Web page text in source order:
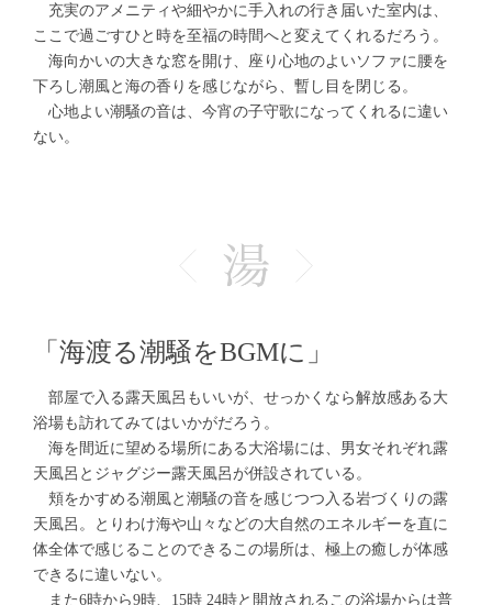
充実のアメニティや細やかに手入れの行き届いた室内は、
ここで過ごすひと時を至福の時間へと変えてくれるだろう。
海向かいの大きな窓を開け、座り心地のよいソファに腰を
下ろし潮風と海の香りを感じながら、暫し目を閉じる。
心地よい潮騒の音は、今宵の子守歌になってくれるに違い
ない。
「海渡る潮騒をBGMに」
部屋で入る露天風呂もいいが、せっかくなら解放感ある大
浴場も訪れてみてはいかがだろう。
海を間近に望める場所にある大浴場には、男女それぞれ露
天風呂とジャグジー露天風呂が併設されている。
頬をかすめる潮風と潮騒の音を感じつつ入る岩づくりの露
天風呂。とりわけ海や山々などの大自然のエネルギーを直に
体全体で感じることのできるこの場所は、極上の癒しが体感
できるに違いない。
また6時から9時、15時 24時と開放されるこの浴場からは普